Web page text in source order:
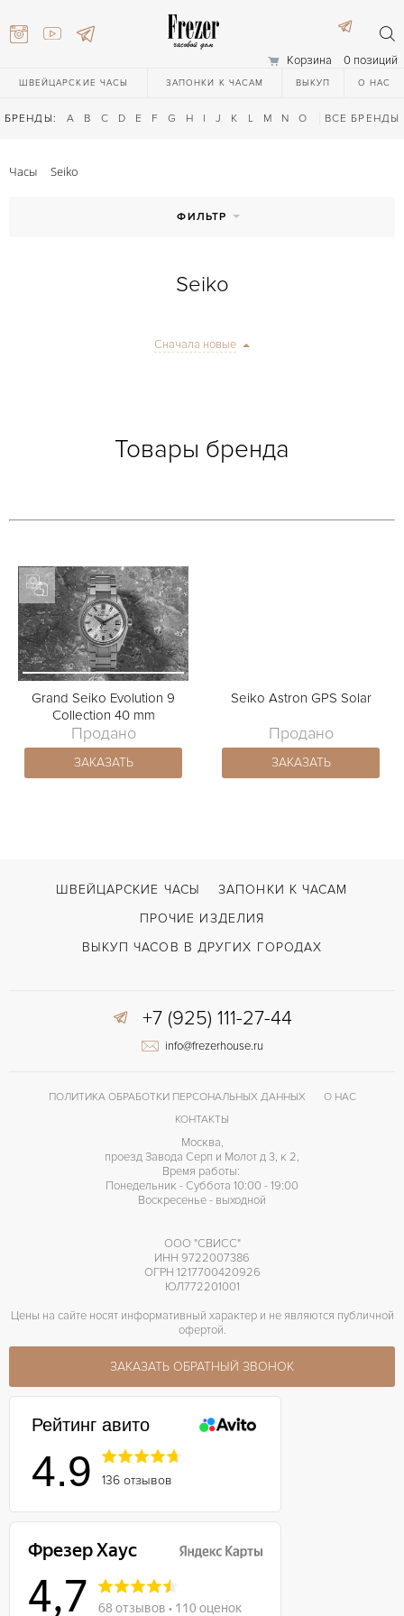
Корзина 0 позиций
ШВЕЙЦАРСКИЕ ЧАСЫ ЗАПОНКИ К ЧАСАМ ВЫКУП О НАС
БРЕНДЫ: A B C D E F G H I J K L M N O Q R S T
ВСЕ БРЕНДЫ
Часы Seiko
ФИЛЬТР
Seiko
Сначала новые
Товары бренда
Grand Seiko Evolution 9
Collection 40 mm
Продано
ЗАКАЗАТЬ
Seiko Astron GPS Solar
Продано
ЗАКАЗАТЬ
ШВЕЙЦАРСКИЕ ЧАСЫ
ЗАПОНКИ К ЧАСАМ
ПРОЧИЕ ИЗДЕЛИЯ
ВЫКУП ЧАСОВ В ДРУГИХ ГОРОДАХ
+7 (925) 111-27-44
info@frezerhouse.ru
ПОЛИТИКА ОБРАБОТКИ ПЕРСОНАЛЬНЫХ ДАННЫХ
О НАС
КОНТАКТЫ
Москва,
проезд Завода Серп и Молот д 3, к 2,
Время работы:
Понедельник - Суббота 10:00 - 19:00
Воскресенье - выходной
ООО "СВИСС"
ИНН 9722007386
ОГРН 1217700420926
ЮЛ772201001
Цены на сайте носят информативный характер и не являются публичной
офертой.
ЗАКАЗАТЬ ОБРАТНЫЙ ЗВОНОК
Рейтинг авито
4.9 136 отзывов